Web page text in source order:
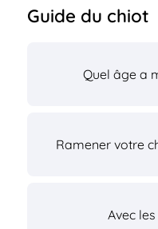
Guide du chiot
Quel âge a
Ramener votre
Avec